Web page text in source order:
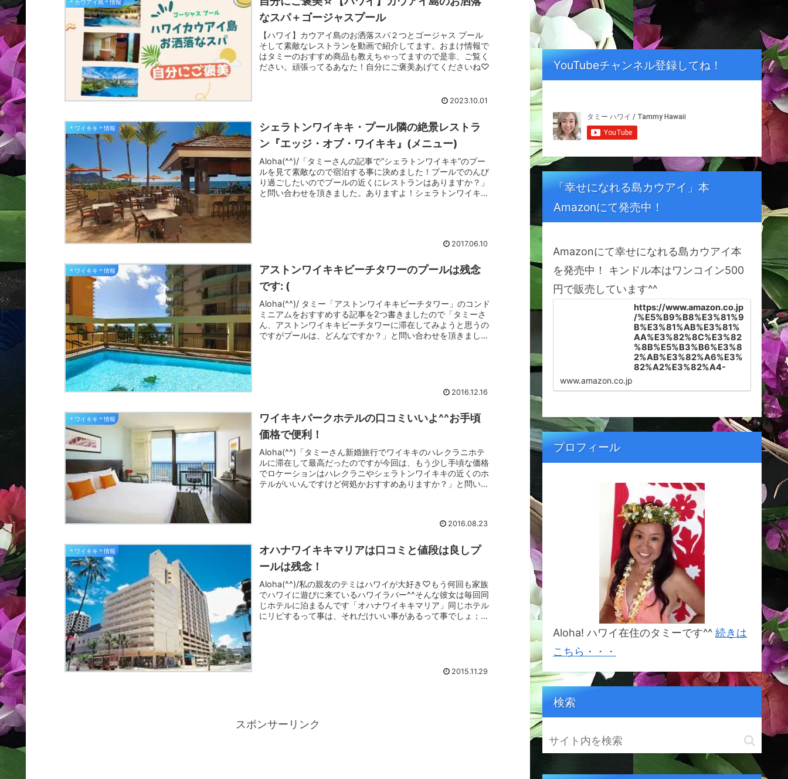
＊カウアイ島＊情報
なスパ＋ゴージャスプール
【ハワイ】カウアイ島のお洒落スパ２つとゴージャス プール
そして素敵なレストランを動画で紹介してます。おまけ情報で
はタミーのおすすめ商品も教えちゃってますので是非、ご覧く
ださい。頑張ってるあなた！自分にご褒美あげてくださいね♡
2023.10.01
＊ワイキキ＊情報
シェラトンワイキキ・プール隣の絶景レストラ
ン『エッジ・オブ・ワイキキ』(メニュー)
Aloha(^^)/「タミーさんの記事で”シェラトンワイキキ”のプー
ルを見て素敵なので宿泊する事に決めました！プールでのんび
り過ごしたいのでプールの近くにレストランはありますか？」
と問い合わせを頂きました。ありますよ！シェラトンワイキキ
2017.06.10
＊ワイキキ＊情報
アストンワイキキビーチタワーのプールは残念
です: (
Aloha(^^)/ タミー「アストンワイキキビーチタワー」のコンド
ミニアムをおすすめする記事を2つ書きましたので「タミーさ
ん、アストンワイキキビーチタワーに滞在してみようと思うの
ですがプールは、どんなですか？」と問い合わせを頂きまし
2016.12.16
＊ワイキキ＊情報
ワイキキパークホテルの口コミいいよ^^お手頃
価格で便利！
Aloha(^^)「タミーさん新婚旅行でワイキキのハレクラニホテ
ルに滞在して最高だったのですが今回は、もう少し手頃な価格
でロケーションはハレクラニやシェラトンワイキキの近くのホ
テルがいいんですけど何処かおすすめありますか？」と問い合
2016.08.23
＊ワイキキ＊情報
オハナワイキキマリアは口コミと値段は良しプ
ールは残念！
Aloha(^^)/私の親友のテミはハワイが大好き♡もう何回も家族
でハワイに遊びに来ているハワイラバー^^そんな彼女は毎回同
じホテルに泊まるんです「オハナワイキキマリア」同じホテル
にリピするって事は、それだけいい事があるって事でしょ；）
2015.11.29
スポンサーリンク
YouTubeチャンネル登録してね！
「幸せになれる島カウアイ」本
Amazonにて発売中！
Amazonにて幸せになれる島カウアイ本
を発売中！ キンドル本はワンコイン500
円で販売しています^^
https://www.amazon.co.jp
/%E5%B9%B8%E3%81%9
B%E3%81%AB%E3%81%
AA%E3%82%8C%E3%82
%8B%E5%B3%B6%E3%8
2%AB%E3%82%A6%E3%
82%A2%E3%82%A4-
2%BF%E3%83%9F%E3%
83%BC%E3%81%8C%E6
86-Tammy-Shinohara-
ebook/dp/B099566SKV/r
ef=sr_1_1?
__mk_ja_JP=%E3%82%AB
%E3%82%BF%E3%82%A
B%E3%83%8A&crid=1BSI
2S5YCDR6W&keywords=
%E5%B9%B8%E3%81%9
B%E3%81%AB%E3%81%
AA%E3%82%8C%E3%82
%8B%E5%B3%B6%E3%8
2%AB%E3%82%A6%E3%
82%A2%E3%82%A4&qid
=1692833214&sprefix=%
E5%B9%B8%E3%81%9B
%E3%81%AB%E3%81%A
2%A2%E3%82%A4%2Cap
s%2C164&sr=8-1
www.amazon.co.jp
プロフィール
Aloha! ハワイ在住のタミーです^^ 続きは
こちら・・・
検索